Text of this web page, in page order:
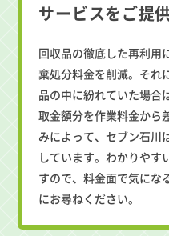
サービスをご提
回収品の徹底した再利用
棄処分料金を削減。それ
品の中に紛れていた場合
取金額分を作業料金から
みによって、セブン石川
しています。わかりやす
すので、料金面で気にな
にお尋ねください。